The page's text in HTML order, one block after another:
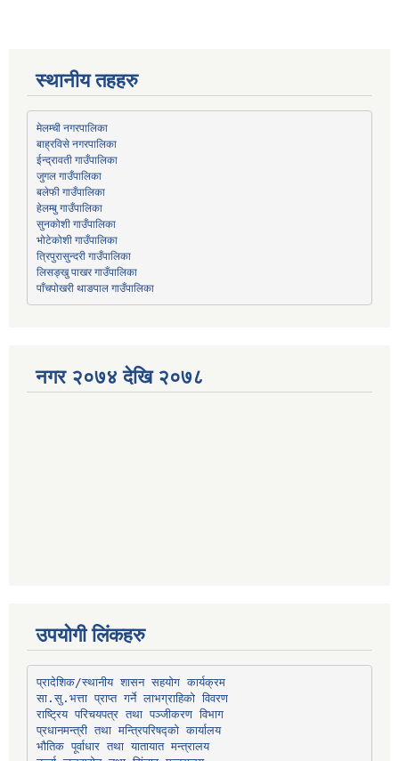
स्थानीय तहहरु
मेलम्ची नगरपालिका
बाह्रविसे नगरपालिका
ईन्द्रावती गाउँपालिका
जुगल गाउँपालिका
बलेफी गाउँपालिका
हेलम्बु गाउँपालिका
सुनकोशी गाउँपालिका
भोटेकोशी गाउँपालिका
त्रिपुरासुन्दरी गाउँपालिका
लिसङ्खु पाखर गाउँपालिका
पाँचपोखरी थाङपाल गाउँपालिका
नगर २०७४ देखि २०७८
उपयोगी लिंकहरु
प्रादेशिक/स्थानीय शासन सहयोग कार्यक्रम
सा.सु.भत्ता प्राप्त गर्ने लाभग्राहिको विवरण
राष्ट्रिय परिचयपत्र तथा पञ्‍जीकरण विभाग
प्रधानमन्त्री तथा मन्त्रिपरिषद्को कार्यालय
भौतिक पूर्वाधार तथा यातायात मन्त्रालय